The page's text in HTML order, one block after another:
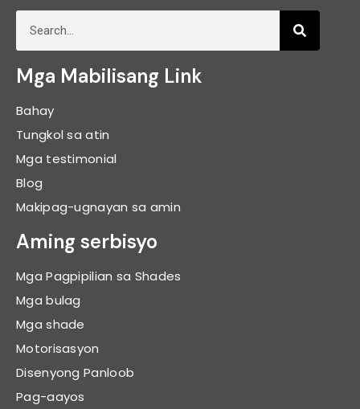
Mga Mabilisang Link
Bahay
Tungkol sa atin
Mga testimonial
Blog
Makipag-ugnayan sa amin
Aming serbisyo
Mga Pagpipilian sa Shades
Mga bulag
Mga shade
Motorisasyon
Disenyong Panloob
Pag-aayos